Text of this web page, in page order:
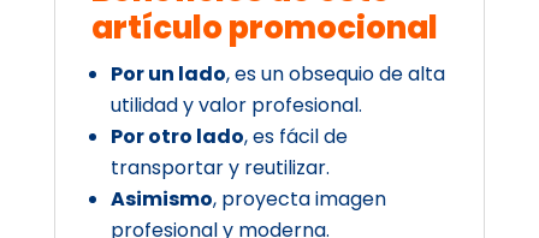
artículo promocional
Por un lado, es un obsequio de alta
utilidad y valor profesional.
Por otro lado, es fácil de
transportar y reutilizar.
Asimismo, proyecta imagen
profesional y moderna.